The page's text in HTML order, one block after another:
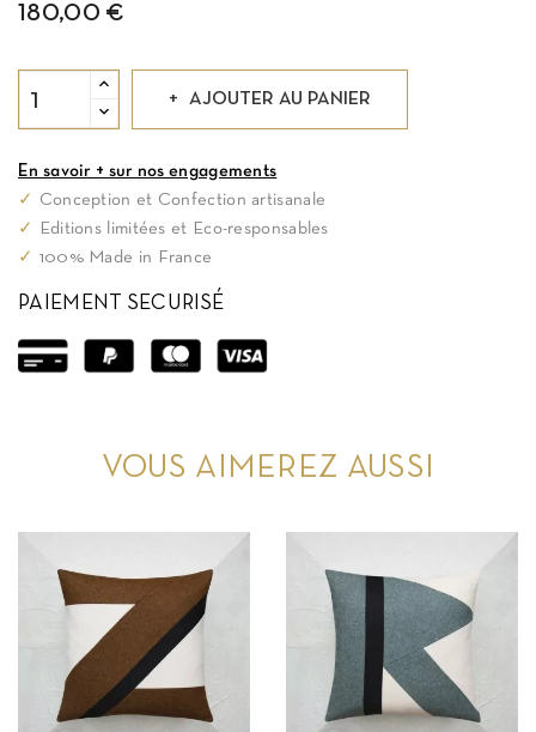
180,00 €
AJOUTER AU PANIER
En savoir + sur nos engagements
✓
Conception et Confection artisanale
✓
Editions limitées et Eco-responsables
✓ 100% Made in France
PAIEMENT SECURISÉ
VOUS AIMEREZ AUSSI